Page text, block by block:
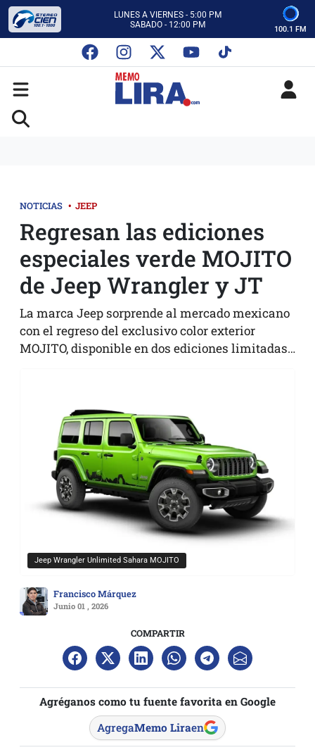
LUNES A VIERNES - 5:00 PM
SABADO - 12:00 PM
CON MEMO LIRA Y SU EQUIPO
LUNES A VIERNES - 5:00 PM
SABADO - 12:00 PM
100.1 FM
NOTICIAS • JEEP
Regresan las ediciones
especiales verde MOJITO
de Jeep Wrangler y JT
La marca Jeep sorprende al mercado mexicano
con el regreso del exclusivo color exterior
MOJITO, disponible en dos ediciones limitadas…
Jeep Wrangler Unlimited Sahara MOJITO
Francisco Márquez
Junio 01 , 2026
COMPARTIR
Agréganos como tu fuente favorita en Google
AgregaMemo Liraen